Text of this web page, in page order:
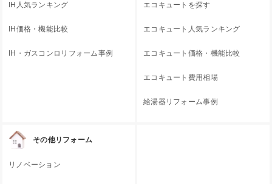
IH人気ランキング
IH価格・機能比較
IH・ガスコンロリフォーム事例
エコキュートを探す
エコキュート人気ランキング
エコキュート価格・機能比較
エコキュート費用相場
給湯器リフォーム事例
その他リフォーム
リノベーション